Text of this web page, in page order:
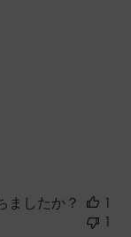
ましたか？
1
1